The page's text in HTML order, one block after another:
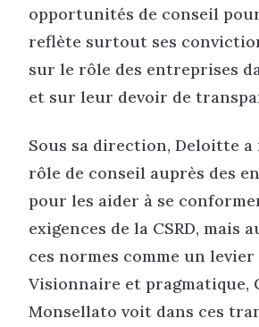
opportunités de conseil
reflète surtout ses
sur le rôle des entreprises
et sur leur devoir de
Sous sa direction, Deloitte
rôle de conseil auprès des
pour les aider à se
exigences de la CSRD, mais
ces normes comme un
Visionnaire et pragmatique,
Monsellato voit dans ces